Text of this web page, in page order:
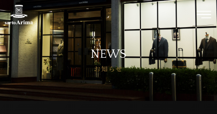
NEWS
お知らせ